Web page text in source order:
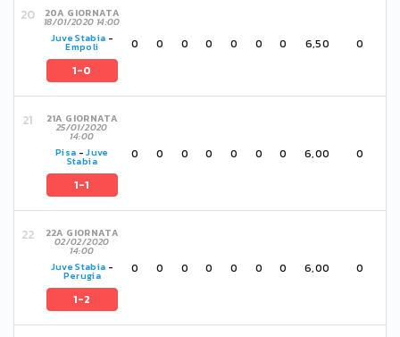
20A GIORNATA
18/01/2020 14:00
Juve Stabia -
Empoli
1-0
0 0 0 0 0 0 0 6,50 0
21A GIORNATA
25/01/2020
14:00
Pisa -Juve
Stabia
1-1
0 0 0 0 0 0 0 6,00 0
22A GIORNATA
02/02/2020
14:00
Juve Stabia -
Perugia
1-2
0 0 0 0 0 0 0 6,00 0